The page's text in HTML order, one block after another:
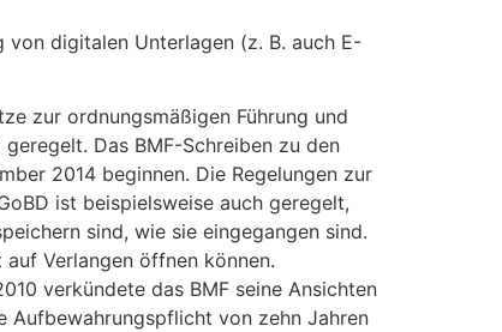
digitalen Unterlagen (z. B. auch E-
zur ordnungsmäßigen Führung und
Das BMF-Schreiben zu den
2014 beginnen. Die Regelungen zur
ist beispielsweise auch geregelt,
sind, wie sie eingegangen sind.
Verlangen öffnen können.
verkündete das BMF seine Ansichten
Aufbewahrungspflicht von zehn Jahren